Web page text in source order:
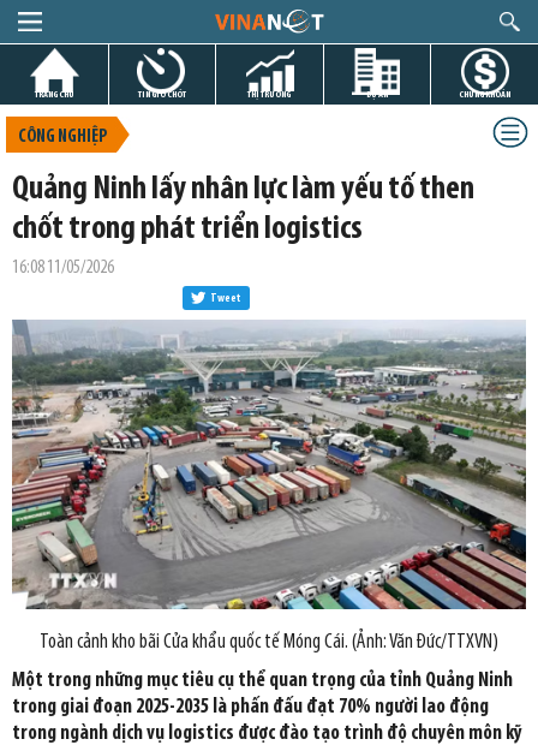
TRANG CHỦ TIN GIỜ CHÓT THỊ TRƯỜNG DỰ ÁN CHỨNG KHOÁN
CÔNG NGHIỆP
Quảng Ninh lấy nhân lực làm yếu tố then
chốt trong phát triển logistics
16:08 11/05/2026
Tweet
Toàn cảnh kho bãi Cửa khẩu quốc tế Móng Cái. (Ảnh: Văn Đức/TTXVN)
Một trong những mục tiêu cụ thể quan trọng của tỉnh Quảng Ninh
trong giai đoạn 2025-2035 là phấn đấu đạt 70% người lao động
trong ngành dịch vụ logistics được đào tạo trình độ chuyên môn kỹ